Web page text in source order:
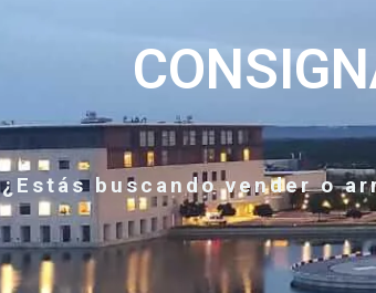
¿Estás buscando vender o